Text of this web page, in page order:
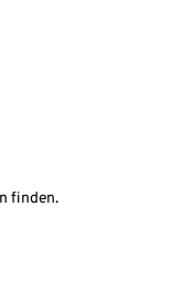
finden.